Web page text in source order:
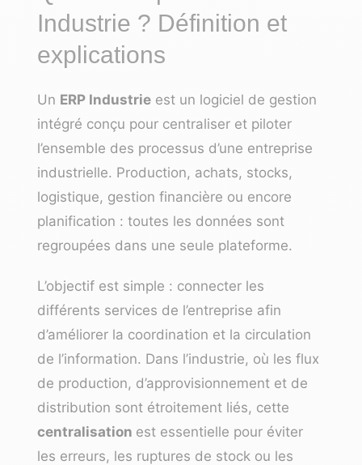
Industrie ? Définition et
explications
Un ERP Industrie est un logiciel de gestion
intégré conçu pour centraliser et piloter
l’ensemble des processus d’une entreprise
industrielle. Production, achats, stocks,
logistique, gestion financière ou encore
planification : toutes les données sont
regroupées dans une seule plateforme.
L’objectif est simple : connecter les
différents services de l’entreprise afin
d’améliorer la coordination et la circulation
de l’information. Dans l’industrie, où les flux
de production, d’approvisionnement et de
distribution sont étroitement liés, cette
centralisation est essentielle pour éviter
les erreurs, les ruptures de stock ou les